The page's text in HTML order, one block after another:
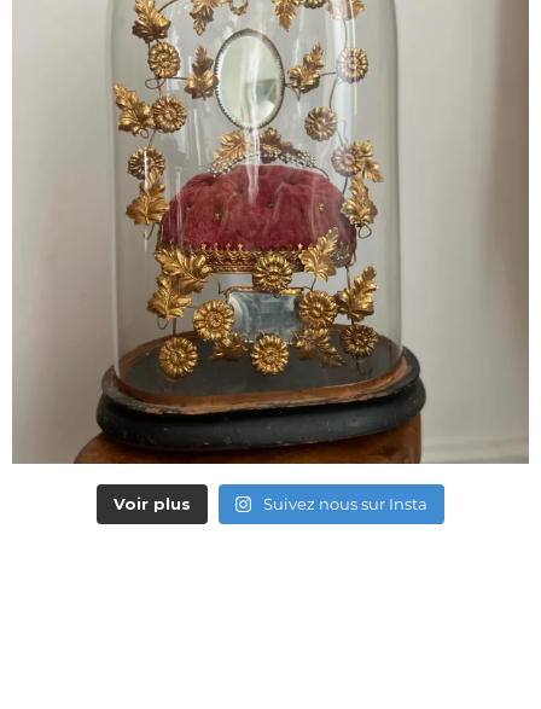
Voir plus Suivez nous sur Insta